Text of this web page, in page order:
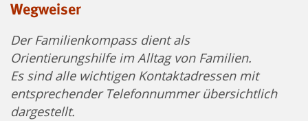
Wegweiser
Der Familienkompass dient als
Orientierungshilfe im Alltag von Familien.
Es sind alle wichtigen Kontaktadressen mit
entsprechender Telefonnummer übersichtlich
dargestellt.